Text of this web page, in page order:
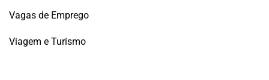
Vagas de Emprego
Viagem e Turismo